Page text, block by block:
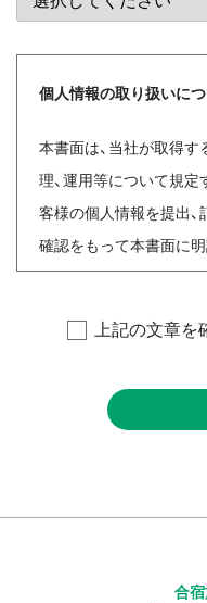
個人情報の取り扱いに
本書面は、当社が取得す
理、運用等について規定
客様の個人情報を提出、
確認をもって本書面に
当社は、当社業務にお
護について、社会的使命
上記の文章を
合